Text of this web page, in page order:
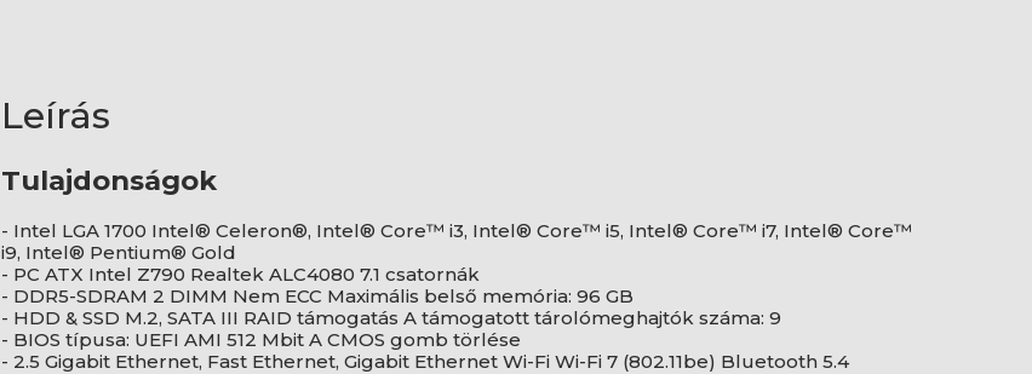
Leírás
Tulajdonságok
- Intel LGA 1700 Intel® Celeron®, Intel® Core™ i3, Intel® Core™ i5, Intel® Core™ i7, Intel® Core™
i9, Intel® Pentium® Gold
- PC ATX Intel Z790 Realtek ALC4080 7.1 csatornák
- DDR5-SDRAM 2 DIMM Nem ECC Maximális belső memória: 96 GB
- HDD & SSD M.2, SATA III RAID támogatás A támogatott tárolómeghajtók száma: 9
- BIOS típusa: UEFI AMI 512 Mbit A CMOS gomb törlése
- 2.5 Gigabit Ethernet, Fast Ethernet, Gigabit Ethernet Wi-Fi Wi-Fi 7 (802.11be) Bluetooth 5.4